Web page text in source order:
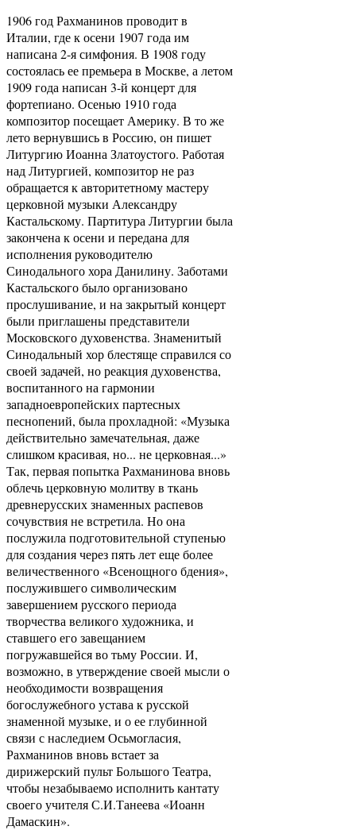
1906 год Рахманинов проводит в
Италии, где к осени 1907 года им
написана 2-я симфония. В 1908 году
состоялась ее премьера в Москве, а летом
1909 года написан 3-й концерт для
фортепиано. Осенью 1910 года
композитор посещает Америку. В то же
лето вернувшись в Россию, он пишет
Литургию Иоанна Златоустого. Работая
над Литургией, композитор не раз
обращается к авторитетному мастеру
церковной музыки Александру
Кастальскому. Партитура Литургии была
закончена к осени и передана для
исполнения руководителю
Синодального хора Данилину. Заботами
Кастальского было организовано
прослушивание, и на закрытый концерт
были приглашены представители
Московского духовенства. Знаменитый
Синодальный хор блестяще справился со
своей задачей, но реакция духовенства,
воспитанного на гармонии
западноевропейских партесных
песнопений, была прохладной: «Музыка
действительно замечательная, даже
слишком красивая, но... не церковная...»
Так, первая попытка Рахманинова вновь
облечь церковную молитву в ткань
древнерусских знаменных распевов
сочувствия не встретила. Но она
послужила подготовительной ступенью
для создания через пять лет еще более
величественного «Всенощного бдения»,
послужившего символическим
завершением русского периода
творчества великого художника, и
ставшего его завещанием
погружавшейся во тьму России. И,
возможно, в утверждение своей мысли о
необходимости возвращения
богослужебного устава к русской
знаменной музыке, и о ее глубинной
связи с наследием Осьмогласия,
Рахманинов вновь встает за
дирижерский пульт Большого Театра,
чтобы незабываемо исполнить кантату
своего учителя С.И.Танеева «Иоанн
Дамаскин».